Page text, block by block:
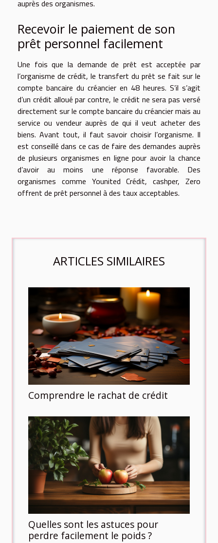
auprès des organismes.
Recevoir le paiement de son
prêt personnel facilement
Une fois que la demande de prêt est acceptée par
l’organisme de crédit, le transfert du prêt se fait sur le
compte bancaire du créancier en 48 heures. S’il s’agit
d’un crédit alloué par contre, le crédit ne sera pas versé
directement sur le compte bancaire du créancier mais au
service ou vendeur auprès de qui il veut acheter des
biens. Avant tout, il faut savoir choisir l’organisme. Il
est conseillé dans ce cas de faire des demandes auprès
de plusieurs organismes en ligne pour avoir la chance
d’avoir au moins une réponse favorable. Des
organismes comme Younited Crédit, cashper, Zero
offrent de prêt personnel à des taux acceptables.
ARTICLES SIMILAIRES
Comprendre le rachat de crédit
Quelles sont les astuces pour
perdre facilement le poids ?